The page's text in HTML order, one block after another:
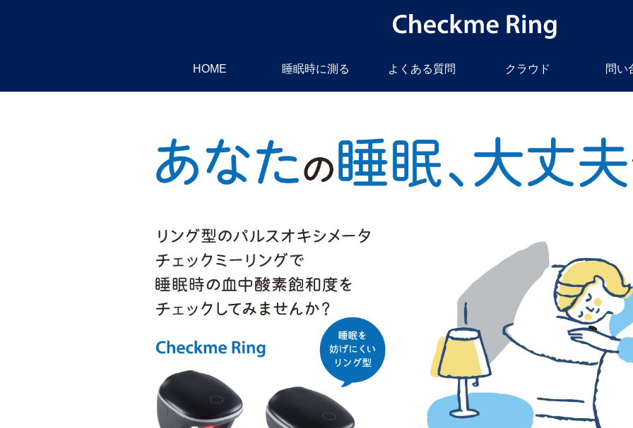
HOME 睡眠時に測る よくある質問 クラウド 問い